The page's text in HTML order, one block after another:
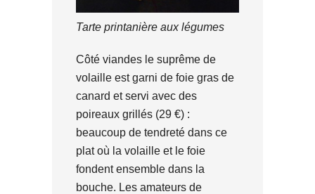
Tarte printanière aux légumes
Côté viandes le suprême de
volaille est garni de foie gras de
canard et servi avec des
poireaux grillés (29 €) :
beaucoup de tendreté dans ce
plat où la volaille et le foie
fondent ensemble dans la
bouche. Les amateurs de